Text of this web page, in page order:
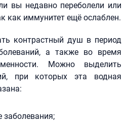
вы недавно переболели или
как иммунитет ещё ослаблен.
контрастный душ в период
а также во время
Можно выделить
при которых эта водная
заболевания;